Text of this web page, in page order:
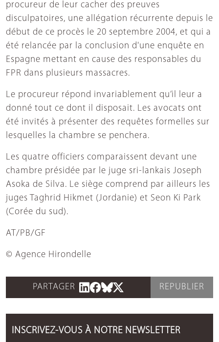
procureur de leur cacher des preuves
disculpatoires, une allégation récurrente depuis le
début de ce procès le 20 septembre 2004, et qui a
été relancée par la conclusion d'une enquête en
Espagne mettant en cause des responsables du
FPR dans plusieurs massacres.
Le procureur répond invariablement qu’il leur a
donné tout ce dont il disposait. Les avocats ont
été invités à présenter des requêtes formelles sur
lesquelles la chambre se penchera.
Les quatre officiers comparaissent devant une
chambre présidée par le juge sri-lankais Joseph
Asoka de Silva. Le siège comprend par ailleurs les
juges Taghrid Hikmet (Jordanie) et Seon Ki Park
(Corée du sud).
AT/PB/GF
© Agence Hirondelle
PARTAGER REPUBLIER
INSCRIVEZ-VOUS À NOTRE NEWSLETTER